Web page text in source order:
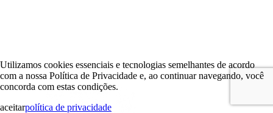
Utilizamos cookies essenciais e tecnologias semelhantes de acordo
com a nossa Política de Privacidade e, ao continuar navegando, você
concorda com estas condições.
aceitarpolítica de privacidade